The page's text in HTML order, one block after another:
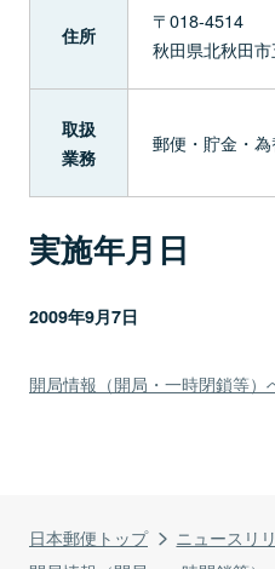
日本郵便トップ
ニュースリ
住所
〒018-4514
秋田県北秋田
取扱
業務
郵便・貯金・
実施年月日
2009年9月7日
開局情報（開局・一時閉鎖等）